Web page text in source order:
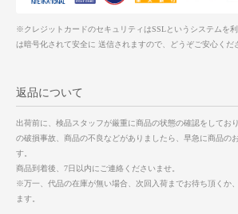
※クレジットカードのセキュリティはSSLというシステムを
は暗号化されて安全に 送信されますので、どうぞご安心くだ
返品について
出荷前に、検品スタッフが厳重に商品の状態の確認をしてお
の破損事故、商品の不良などがありましたら、早急に商品の
す。
商品到着後、7日以内にご連絡くださいませ。
※万一、代品の在庫が無い場合、次回入荷までお待ち頂くか
ます。